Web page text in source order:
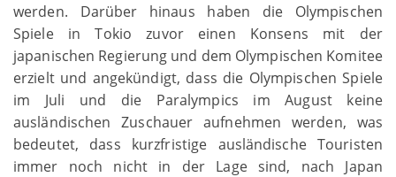
werden. Darüber hinaus haben die Olympischen
Spiele in Tokio zuvor einen Konsens mit der
japanischen Regierung und dem Olympischen Komitee
erzielt und angekündigt, dass die Olympischen Spiele
im Juli und die Paralympics im August keine
ausländischen Zuschauer aufnehmen werden, was
bedeutet, dass kurzfristige ausländische Touristen
immer noch nicht in der Lage sind, nach Japan